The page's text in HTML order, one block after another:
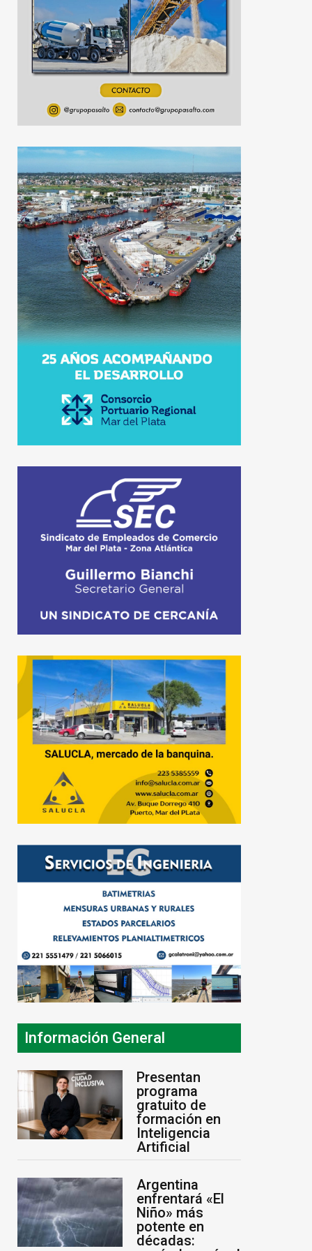
operativa
30 de julio de 2026
Información General
Presentan
programa
gratuito de
formación en
Inteligencia
Artificial
Argentina
enfrentará «El
Niño» más
potente en
décadas: